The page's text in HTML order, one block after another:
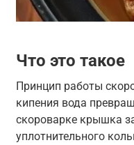
Что это такое
Принцип работы
кипения вода
скороварке крышка
уплотнительного